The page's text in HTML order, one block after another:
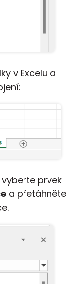
v Excelu a
vyberte prvek
a přetáhněte